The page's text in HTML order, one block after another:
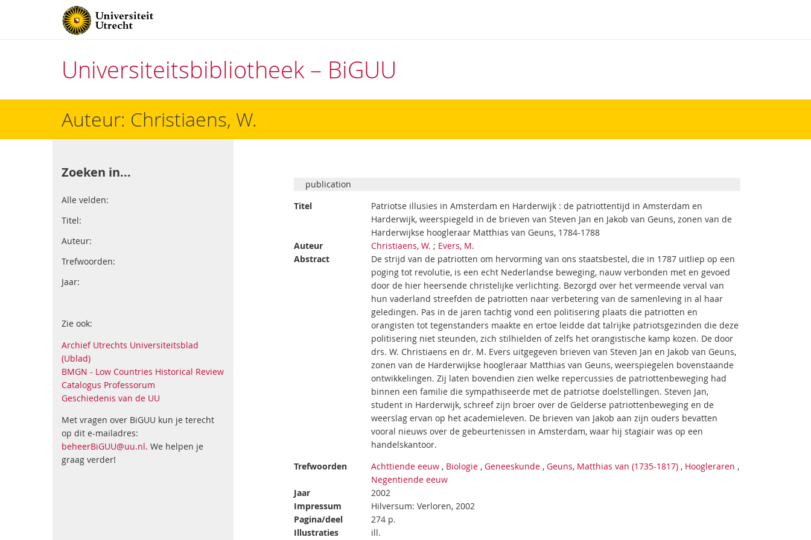
Universiteitsbibliotheek – BiGUU
Auteur: Christiaens, W.
Zoeken in...
Alle velden:
Titel:
Auteur:
Trefwoorden:
Jaar:
Zie ook:
Archief Utrechts Universiteitsblad
(Ublad)
BMGN - Low Countries Historical Review
Catalogus Professorum
Geschiedenis van de UU
Met vragen over BiGUU kun je terecht
op dit e-mailadres:
beheerBiGUU@uu.nl. We helpen je
graag verder!
publication
Titel
Patriotse illusies in Amsterdam en Harderwijk : de patriottentijd in Amsterdam en
Harderwijk, weerspiegeld in de brieven van Steven Jan en Jakob van Geuns, zonen van de
Harderwijkse hoogleraar Matthias van Geuns, 1784-1788
Auteur
Christiaens, W. ; Evers, M.
Abstract
De strijd van de patriotten om hervorming van ons staatsbestel, die in 1787 uitliep op een
poging tot revolutie, is een echt Nederlandse beweging, nauw verbonden met en gevoed
door de hier heersende christelijke verlichting. Bezorgd over het vermeende verval van
hun vaderland streefden de patriotten naar verbetering van de samenleving in al haar
geledingen. Pas in de jaren tachtig vond een politisering plaats die patriotten en
orangisten tot tegenstanders maakte en ertoe leidde dat talrijke patriotsgezinden die deze
politisering niet steunden, zich stilhielden of zelfs het orangistische kamp kozen. De door
drs. W. Christiaens en dr. M. Evers uitgegeven brieven van Steven Jan en Jakob van Geuns,
zonen van de Harderwijkse hoogleraar Matthias van Geuns, weerspiegelen bovenstaande
ontwikkelingen. Zij laten bovendien zien welke repercussies de patriottenbeweging had
binnen een familie die sympathiseerde met de patriotse doelstellingen. Steven Jan,
student in Harderwijk, schreef zijn broer over de Gelderse patriottenbeweging en de
weerslag ervan op het academieleven. De brieven van Jakob aan zijn ouders bevatten
vooral nieuws over de gebeurtenissen in Amsterdam, waar hij stagiair was op een
handelskantoor.
Trefwoorden
Achttiende eeuw , Biologie ,Geneeskunde ,Geuns, Matthias van (1735-1817) , Hoogleraren ,
Negentiende eeuw
Jaar
2002
Impressum
Hilversum: Verloren, 2002
Pagina/deel
274 p.
Illustraties
ill.